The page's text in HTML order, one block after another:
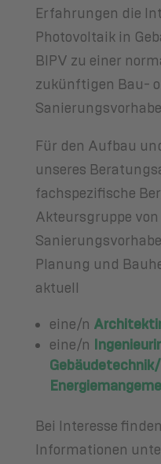
Erfahrungen die
Photovoltaik in
BIPV zu einer
zukünftigen Bau-
Für den Aufbau
unseres
fachspezifische
Akteursgruppe
Planung und
aktuell
eine/n
eine/n
Bei Interesse
Informationen